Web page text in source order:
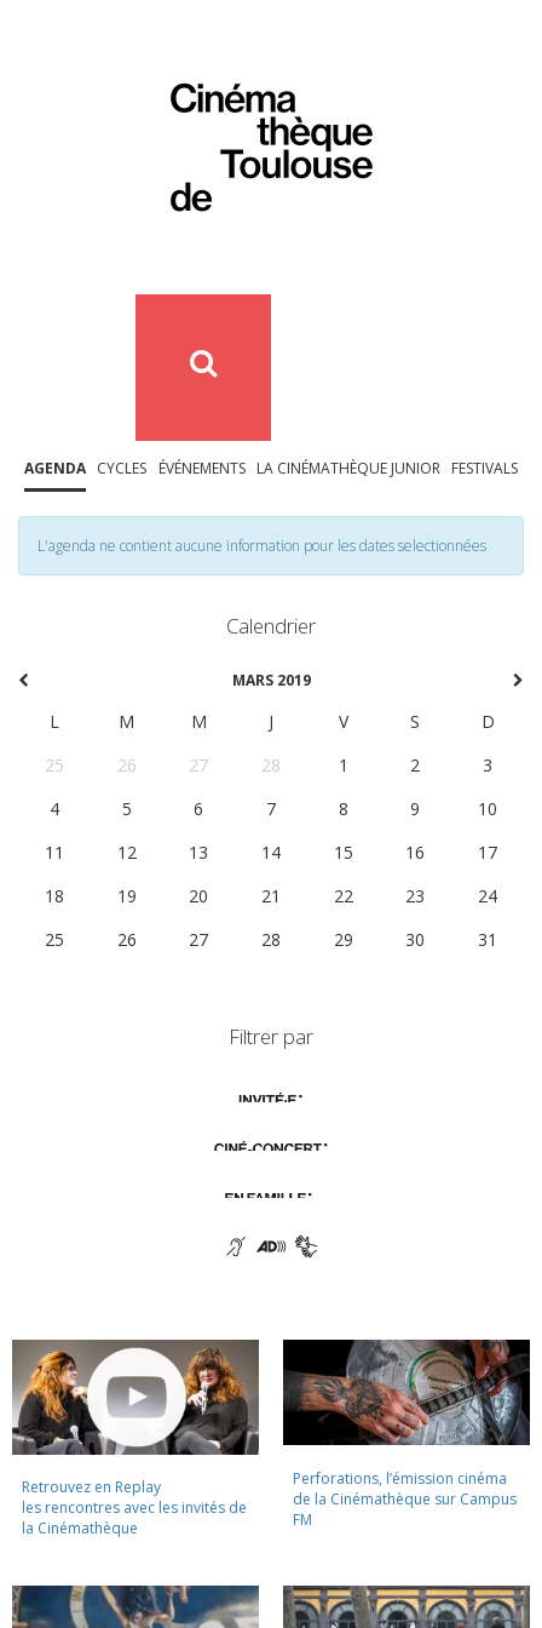
AGENDA CYCLES ÉVÉNEMENTS LA CINÉMATHÈQUE JUNIOR FESTIVALS
L'agenda ne contient aucune information pour les dates selectionnées
Calendrier
MARS 2019
L M M J V S
D
25
26 27 28 1 2
3
4
5 6 7 8 9
10
11
12 13 14 15 16
17
18
19 20 21 22 23
24
25
26 27 28 29 30 31
Filtrer par
Retrouvez en Replay
les rencontres avec les invités de
la Cinémathèque
Perforations, l’émission cinéma
de la Cinémathèque sur Campus
FM